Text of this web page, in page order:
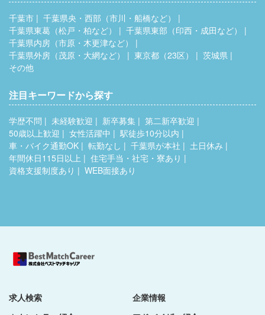
千葉市
千葉県央・西部（市川・船橋など）
千葉県東葛（松戸・柏など）
千葉県東部（印西・成田など）
千葉県内房（市原・木更津など）
千葉県外房（茂原・大網など）
東京都（23区）
茨城県
その他
注目キーワードから探す
学歴不問 未経験歓迎 新卒募集
第二新卒歓迎
50歳以上歓迎
女性活躍中
駅徒歩10分以内
車・バイク通勤OK
転勤なし 千葉県が本社
土日休み
年間休日115日以上
住宅手当・社宅・寮あり
資格支援制度あり
WEB面接あり
求人検索
企業情報